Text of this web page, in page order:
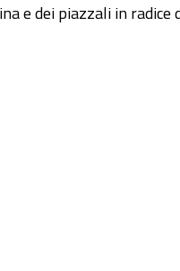
e dei piazzali in radice